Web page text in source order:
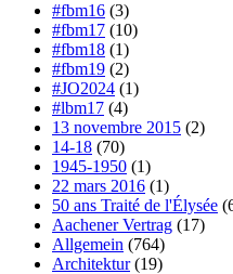
#fbm16 (3)
#fbm17 (10)
#fbm18 (1)
#fbm19 (2)
#JO2024 (1)
#lbm17 (4)
13 novembre 2015 (2)
14-18 (70)
1945-1950 (1)
22 mars 2016 (1)
50 ans Traité de l'Élysée
Aachener Vertrag (17)
Allgemein (764)
Architektur(19)